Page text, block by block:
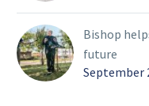
Bishop
future
September